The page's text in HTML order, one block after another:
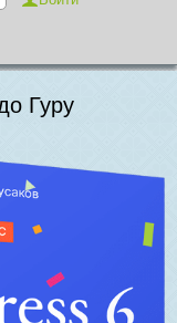
Гуру